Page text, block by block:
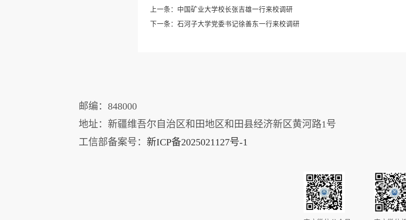
上一条： 中国矿业大学校长张吉雄一行来校调研
下一条：石河子大学党委书记徐善东一行来校调研
邮编：848000
地址：新疆维吾尔自治区和田地区和田县经济新区黄河路1号
工信部备案号： 新ICP备2025021127号-1